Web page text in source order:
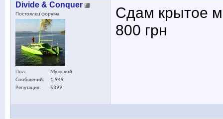
Divide & Conquer
Постоялец форума
Пол
Мужской
Сообщений
1,949
Репутация
5399
Сдам крытое
800 грн